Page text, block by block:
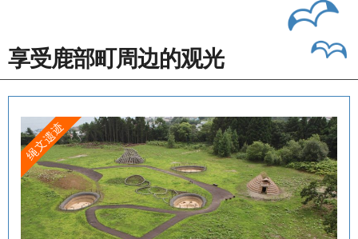
享受鹿部町周边的观光
绳文遗迹